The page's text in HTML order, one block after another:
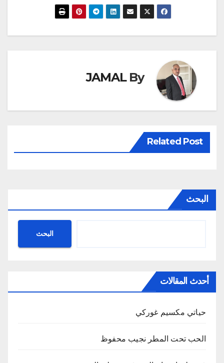
By
JAMAL
Related Post
البحث
البحث
أحدث المقالات
حياتي مكسيم غوركي
الحب تحت المطر نجيب محفوظ